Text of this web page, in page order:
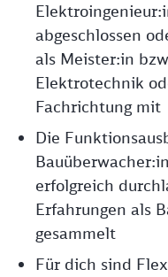
abgeschlossen
als Meister:in
Elektrotechnik
Fachrichtung mit
Die
erfolgreich
Erfahrungen als
gesammelt
Für dich sind